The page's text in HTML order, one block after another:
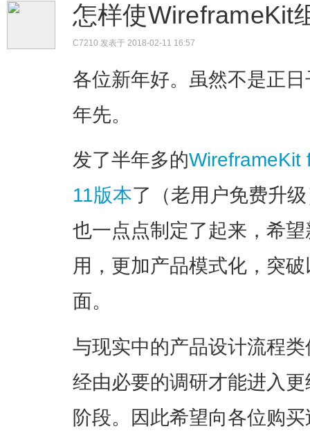
怎样使WireframeKit
C7210 发表于 2018-02-11 16:57
各位新年好。虽然不是正
年先。
发了半年多的WireframeKit
11版本了（老用户免费升
也一点点制定了起来，希
用，更加产品模式化，突
面。
与现实中的产品设计流程
经由必要的调研才能进入
阶段。因此希望向各位购